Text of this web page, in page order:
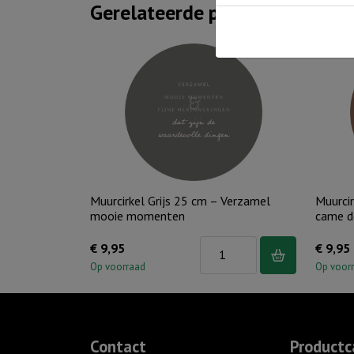
Gerelateerde producten
Muurcirkel Grijs 25 cm – Verzamel
mooie momenten
€ 9,95
Op voorraad
came
€ 9,95
Op
Contact